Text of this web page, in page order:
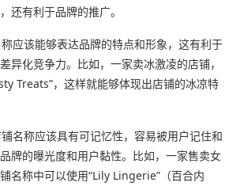
还有利于品牌的推广。
应该能够表达品牌的特点和形象，这有利于
异化竞争力。比如，一家卖冰激凌的店铺，
Treats”，这样就能够体现出店铺的冰凉特
名称应该具有可记忆性，容易被用户记住和
牌的曝光度和用户黏性。比如，一家售卖女
名称中可以使用“Lily Lingerie”（百合内